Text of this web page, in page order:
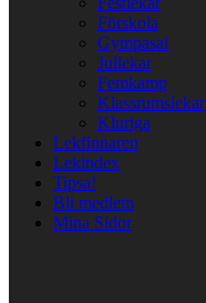
Förskola
Gympasal
Jullekar
Femkamp
Klassrumslekar
Kluriga
Lekfinnaren
Lekindex
Tipsa!
Bli medlem
Mina Sidor